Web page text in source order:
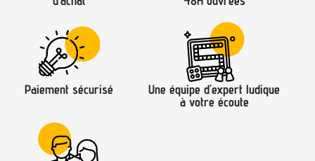
Paiement sécurisé
Une équipe d’expert ludique
à votre écoute